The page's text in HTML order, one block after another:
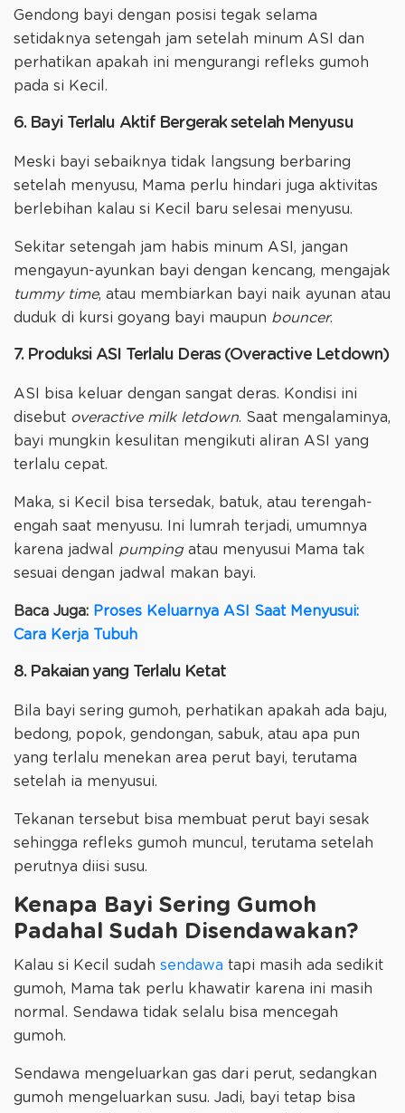
Gendong bayi dengan posisi tegak selama
setidaknya setengah jam setelah minum ASI dan
perhatikan apakah ini mengurangi refleks gumoh
pada si Kecil.
6. Bayi Terlalu Aktif Bergerak setelah Menyusu
Meski bayi sebaiknya tidak langsung berbaring
setelah menyusu, Mama perlu hindari juga aktivitas
berlebihan kalau si Kecil baru selesai menyusu.
Sekitar setengah jam habis minum ASI, jangan
mengayun-ayunkan bayi dengan kencang, mengajak
tummy time, atau membiarkan bayi naik ayunan atau
duduk di kursi goyang bayi maupun bouncer.
7. Produksi ASI Terlalu Deras (Overactive Letdown)
ASI bisa keluar dengan sangat deras. Kondisi ini
disebut overactive milk letdown. Saat mengalaminya,
bayi mungkin kesulitan mengikuti aliran ASI yang
terlalu cepat.
Maka, si Kecil bisa tersedak, batuk, atau terengah-
engah saat menyusu. Ini lumrah terjadi, umumnya
karena jadwal pumping atau menyusui Mama tak
sesuai dengan jadwal makan bayi.
Baca Juga: Proses Keluarnya ASI Saat Menyusui:
Cara Kerja Tubuh
8. Pakaian yang Terlalu Ketat
Bila bayi sering gumoh, perhatikan apakah ada baju,
bedong, popok, gendongan, sabuk, atau apa pun
yang terlalu menekan area perut bayi, terutama
setelah ia menyusui.
Tekanan tersebut bisa membuat perut bayi sesak
sehingga refleks gumoh muncul, terutama setelah
perutnya diisi susu.
Kenapa Bayi Sering Gumoh
Padahal Sudah Disendawakan?
Kalau si Kecil sudah sendawa tapi masih ada sedikit
gumoh, Mama tak perlu khawatir karena ini masih
normal. Sendawa tidak selalu bisa mencegah
gumoh.
Sendawa mengeluarkan gas dari perut, sedangkan
gumoh mengeluarkan susu. Jadi, bayi tetap bisa